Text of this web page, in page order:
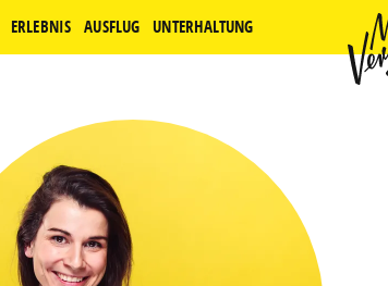
ERLEBNIS AUSFLUG UNTERHALTUNG